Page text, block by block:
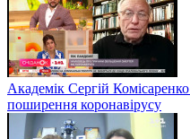
Академік Сергій
поширення коронавірусу